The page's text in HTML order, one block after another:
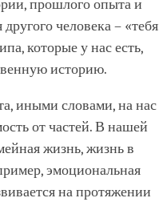
прошлого опыта и
человека –
которые у нас есть,
историю.
иными словами, на нас
от частей. В нашей
жизнь, жизнь в
эмоциональная
на протяжении